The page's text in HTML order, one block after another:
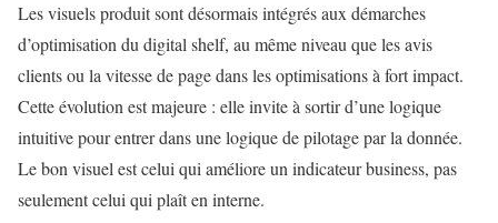
Les visuels produit sont désormais intégrés aux démarches
d’optimisation du digital shelf, au même niveau que les avis
clients ou la vitesse de page dans les optimisations à fort impact.
Cette évolution est majeure : elle invite à sortir d’une logique
intuitive pour entrer dans une logique de pilotage par la donnée.
Le bon visuel est celui qui améliore un indicateur business, pas
seulement celui qui plaît en interne.